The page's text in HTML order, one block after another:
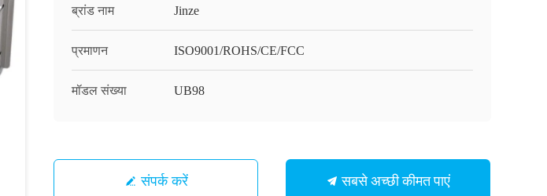
ब्रांड नाम Jinze
प्रमाणन ISO9001/ROHS/CE/FCC
मॉडल संख्या UB98
संपर्क करें सबसे अच्छी कीमत पाएं